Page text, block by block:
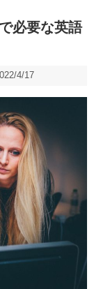
必要な英語
4/17